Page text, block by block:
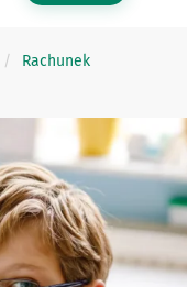
Rachunek